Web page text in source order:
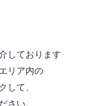
しております
リア内の
して、
さい。